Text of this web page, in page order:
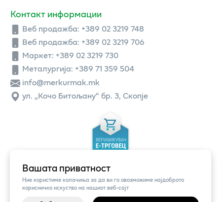
Вашата приватност
Ние користиме колачиња за да ви го овозможиме најдоброто
корисничко искуство на нашиот веб-сајт
Контакт информации
Веб продажба: +389 02 3219 748
Веб продажба: +389 02 3219 706
Маркет: +389 02 3219 730
Металургија: +389 71 359 504
info@merkurmak.mk
ул. „Кочо Битољану“ бр. 3, Скопје